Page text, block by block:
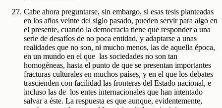
Cabe ahora preguntarse, sin embargo, si esas tesis planteadas
en los años veinte del siglo pasado, pueden servir para algo en
el presente, cuando la democracia tiene que responder a una
serie de desafíos de no poca entidad, y adaptarse a unas
realidades que no son, ni mucho menos, las de aquella época,
en un mundo en el que las sociedades no son tan
homogéneas, hasta el punto de que se presentan importantes
fracturas culturales en muchos países, y en el que los debates
trascienden con facilidad las fronteras del Estado nacional, e
incluso las de los entes internacionales que han intentado
salvar a éste. La respuesta es que aunque, evidentemente,